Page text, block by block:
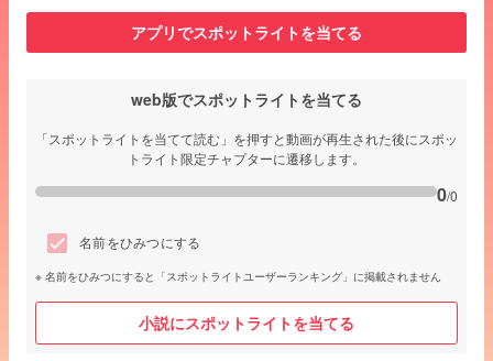
アプリでスポットライトを当てる
web版でスポットライトを当てる
「スポットライトを当てて読む」を押すと動画が再生された後にスポッ
トライト限定チャプターに遷移します。
0/0
名前をひみつにする
名前をひみつにすると「スポットライトユーザーランキング」に掲載されません
小説にスポットライトを当てる